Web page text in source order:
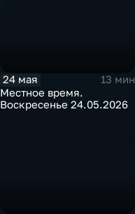
24 мая
13 мин
Местное время.
Воскресенье 24.05.2026